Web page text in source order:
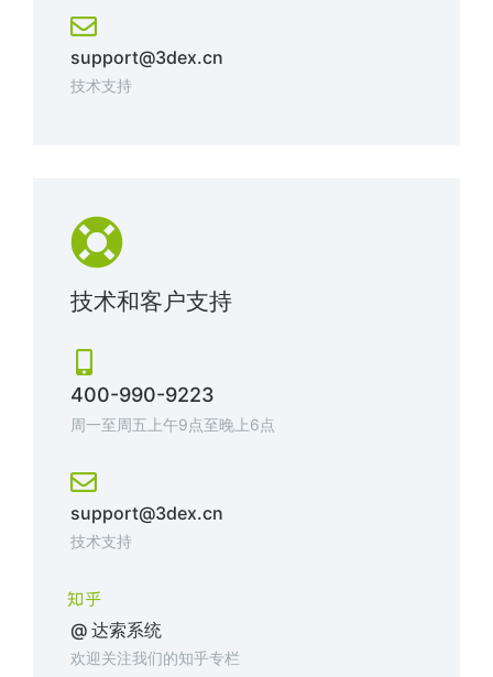
support@3dex.cn
技术支持
技术和客户支持
400-990-9223
周一至周五上午9点至晚上6点​
support@3dex.cn
技术支持
@ 达索系统
欢迎关注我们的知乎专栏